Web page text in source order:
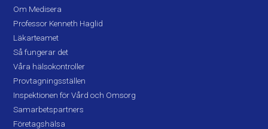
Om Medisera
Professor Kenneth Haglid
Läkarteamet
Så fungerar det
Våra hälsokontroller
Provtagningsställen
Inspektionen för Vård och Omsorg
Samarbetspartners
Företagshälsa